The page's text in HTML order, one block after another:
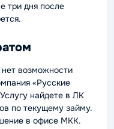
три дня после
нет возможности
«Русские
найдете в ЛК
по текущему займу.
в офисе МКК.